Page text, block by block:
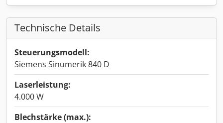
Technische Details
Steuerungsmodell:
Siemens Sinumerik 840 D
Laserleistung:
4.000 W
Blechstärke (max.):